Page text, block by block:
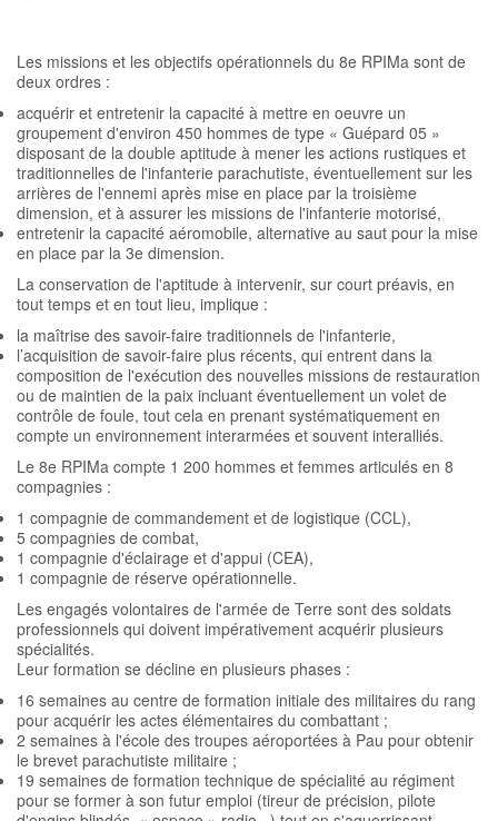
Les missions et les objectifs opérationnels du 8e RPIMa sont de
deux ordres :
acquérir et entretenir la capacité à mettre en oeuvre un
groupement d'environ 450 hommes de type « Guépard 05 »
disposant de la double aptitude à mener les actions rustiques et
traditionnelles de l'infanterie parachutiste, éventuellement sur les
arrières de l'ennemi après mise en place par la troisième
dimension, et à assurer les missions de l'infanterie motorisé,
entretenir la capacité aéromobile, alternative au saut pour la mise
en place par la 3e dimension.
La conservation de l'aptitude à intervenir, sur court préavis, en
tout temps et en tout lieu, implique :
la maîtrise des savoir-faire traditionnels de l'infanterie,
l’acquisition de savoir-faire plus récents, qui entrent dans la
composition de l'exécution des nouvelles missions de restauration
ou de maintien de la paix incluant éventuellement un volet de
contrôle de foule, tout cela en prenant systématiquement en
compte un environnement interarmées et souvent interalliés.
Le 8e RPIMa compte 1 200 hommes et femmes articulés en 8
compagnies :
1 compagnie de commandement et de logistique (CCL),
5 compagnies de combat,
1 compagnie d'éclairage et d'appui (CEA),
1 compagnie de réserve opérationnelle.
Les engagés volontaires de l'armée de Terre sont des soldats
professionnels qui doivent impérativement acquérir plusieurs
spécialités.
Leur formation se décline en plusieurs phases :
16 semaines au centre de formation initiale des militaires du rang
pour acquérir les actes élémentaires du combattant ;
2 semaines à l'école des troupes aéroportées à Pau pour obtenir
le brevet parachutiste militaire ;
19 semaines de formation technique de spécialité au régiment
pour se former à son futur emploi (tireur de précision, pilote